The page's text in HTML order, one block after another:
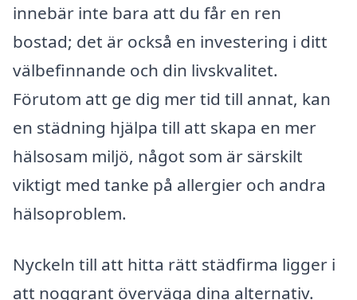
innebär inte bara att du får en ren
bostad; det är också en investering i ditt
välbefinnande och din livskvalitet.
Förutom att ge dig mer tid till annat, kan
en städning hjälpa till att skapa en mer
hälsosam miljö, något som är särskilt
viktigt med tanke på allergier och andra
hälsoproblem.
Nyckeln till att hitta rätt städfirma ligger i
att noggrant överväga dina alternativ.